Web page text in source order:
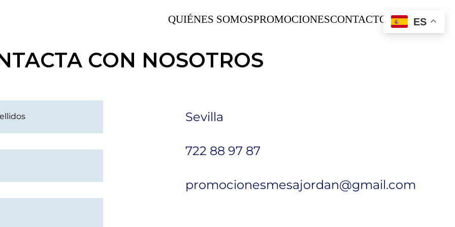
QUIÉNES SOMOSPROMOCIONESCONTACTO
CON NOSOTROS
Sevilla
722 88 97 87
promocionesmesajordan@gmail.com
ES